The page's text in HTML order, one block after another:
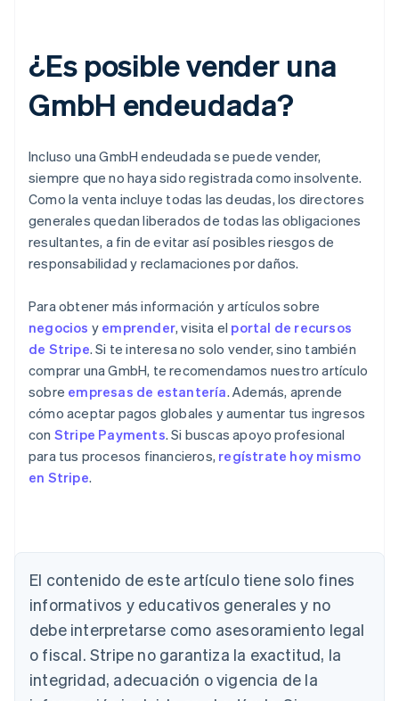
¿Es posible vender una
GmbH endeudada?
Incluso una GmbH endeudada se puede vender,
siempre que no haya sido registrada como insolvente.
Como la venta incluye todas las deudas, los directores
generales quedan liberados de todas las obligaciones
resultantes, a fin de evitar así posibles riesgos de
responsabilidad y reclamaciones por daños.
Para obtener más información y artículos sobre
negocios y emprender, visita el portal de recursos
de Stripe. Si te interesa no solo vender, sino también
comprar una GmbH, te recomendamos nuestro artículo
sobre empresas de estantería. Además, aprende
cómo aceptar pagos globales y aumentar tus ingresos
con Stripe Payments. Si buscas apoyo profesional
para tus procesos financieros, regístrate hoy mismo
en Stripe.
El contenido de este artículo tiene solo fines
informativos y educativos generales y no
debe interpretarse como asesoramiento legal
o fiscal. Stripe no garantiza la exactitud, la
integridad, adecuación o vigencia de la
DeutschEnglish
Australia
English
Austria
DeutschEnglish
Nederlands FrançaisDeutsch English
Brasil
Português English